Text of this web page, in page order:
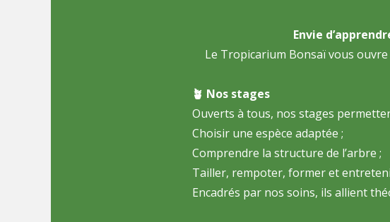
Envie
Le Tropicarium Bonsaï vous
🪴 Nos stages
Ouverts à tous, nos stages
Choisir une espèce adaptée ;
Comprendre la structure de l’arbre ;
Tailler, rempoter, former et
Encadrés par nos soins, ils allient